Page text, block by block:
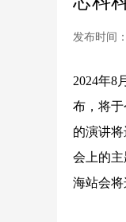
发布时间
2024年8
布，将
的演讲
会上的
海站会将